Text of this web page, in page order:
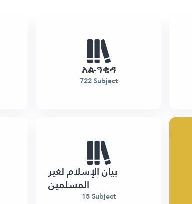
አል-ዓቂዳ
722 Subject
بيان الإسلام لغير
المسلمين
15 Subject